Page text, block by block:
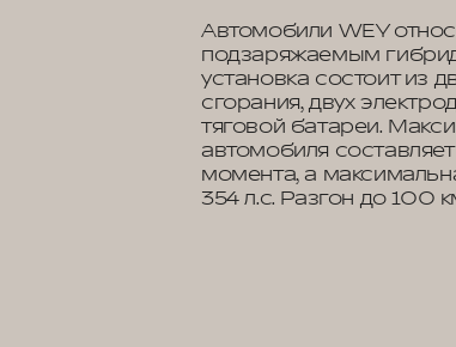
Автомобили WEY
подзаряжаемым
установка состоит из
сгорания, двух
тяговой батареи.
автомобиля
момента, а
354 л.с. Разгон до 100